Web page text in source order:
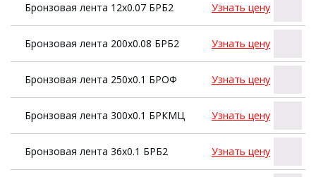
Бронзовая лента 12х0.07 БРБ2 Узнать цену
Бронзовая лента 200х0.08 БРБ2 Узнать цену
Бронзовая лента 250х0.1 БРОФ Узнать цену
Бронзовая лента 300х0.1 БРКМЦ Узнать цену
Бронзовая лента 36х0.1 БРБ2 Узнать цену